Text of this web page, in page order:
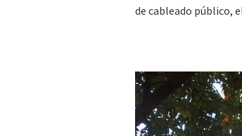
de cableado público,